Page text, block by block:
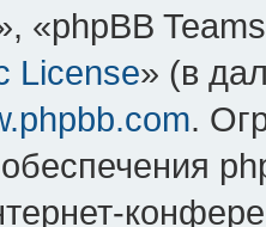
«phpBB
License» (в
.